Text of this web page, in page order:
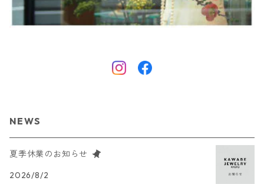
NEWS
夏季休業のお知らせ
2026/8/2